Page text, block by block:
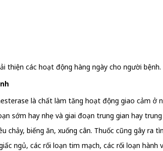
các hoạt động hàng ngày cho người bệnh.
là chất làm tăng hoạt động giao cảm ở
sớm hay nhẹ và giai đoạn trung gian hay
biếng ăn, xuống cân. Thuốc cũng gây ra
ngủ, các rối loạn tim mạch, các rối loạn